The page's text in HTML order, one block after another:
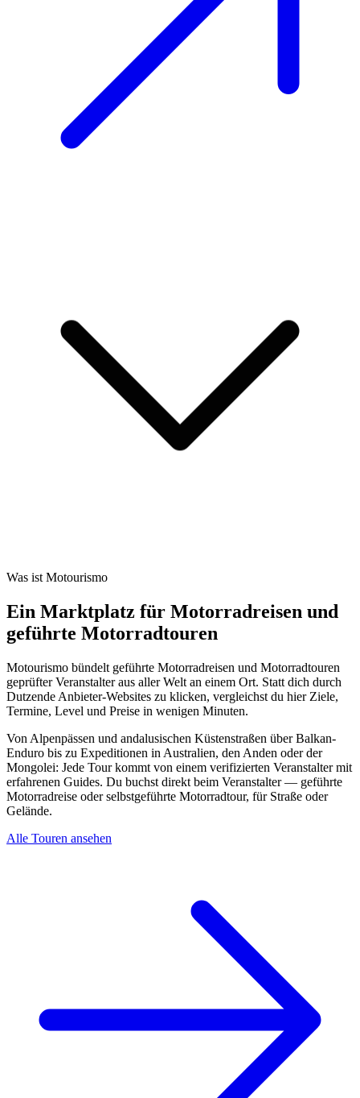
Was ist Motourismo
Ein Marktplatz für Motorradreisen und
geführte Motorradtouren
Motourismo bündelt geführte Motorradreisen und Motorradtouren
geprüfter Veranstalter aus aller Welt an einem Ort. Statt dich durch
Dutzende Anbieter-Websites zu klicken, vergleichst du hier Ziele,
Termine, Level und Preise in wenigen Minuten.
Von Alpenpässen und andalusischen Küstenstraßen über Balkan-
Enduro bis zu Expeditionen in Australien, den Anden oder der
Mongolei: Jede Tour kommt von einem verifizierten Veranstalter mit
erfahrenen Guides. Du buchst direkt beim Veranstalter — geführte
Motorradreise oder selbstgeführte Motorradtour, für Straße oder
Gelände.
Alle Touren ansehen